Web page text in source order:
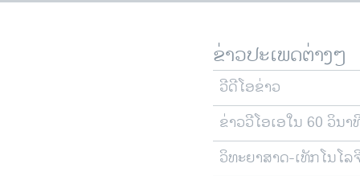
ຂ່າວປະເພດຕ່າງໆ
ວີດີໂອຂ່າວ
ຂ່າວວີໂອເອໃນ 60 ວິນາ
ວິທະຍາສາດ-ເທັກໂນໂລ